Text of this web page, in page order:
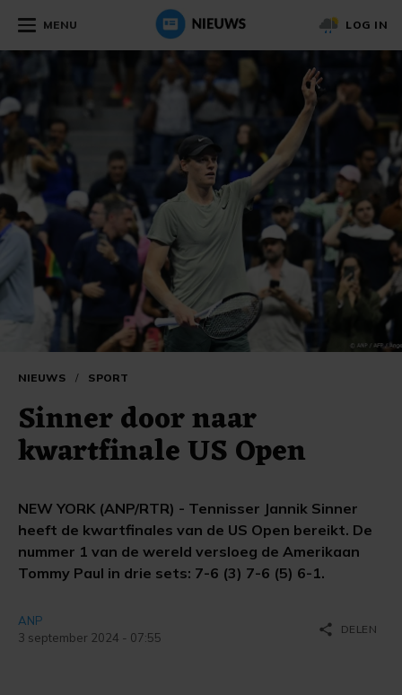
MENU LOG IN
NIEUWS / SPORT
Sinner door naar
kwartfinale US Open
NEW YORK (ANP/RTR) - Tennisser Jannik Sinner
heeft de kwartfinales van de US Open bereikt. De
nummer 1 van de wereld versloeg de Amerikaan
Tommy Paul in drie sets: 7-6 (3) 7-6 (5) 6-1.
ANP
3 september 2024 - 07:55
share DELEN